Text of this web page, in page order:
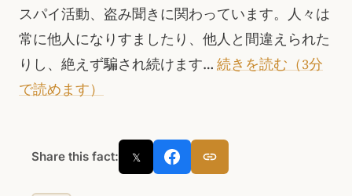
スパイ活動、盗み聞きに関わっています。人々は
常に他人になりすましたり、他人と間違えられた
りし、絶えず騙され続けます… 続きを読む（3分
で読めます）
Share this fact: 𝕏